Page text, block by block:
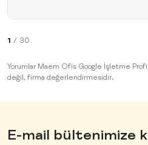
1 / 30
Yorumlar Maem Ofis Google İşletme
değil, firma değerlendirmesidir.
E-mail bültenimize